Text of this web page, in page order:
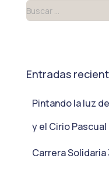
Buscar …
Entradas
Pintando la luz
y el Cirio Pascual
Carrera